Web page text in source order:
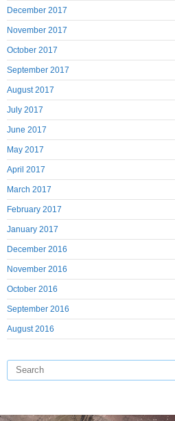
December 2017
November 2017
October 2017
September 2017
August 2017
July 2017
June 2017
May 2017
April 2017
March 2017
February 2017
January 2017
December 2016
November 2016
October 2016
September 2016
August 2016